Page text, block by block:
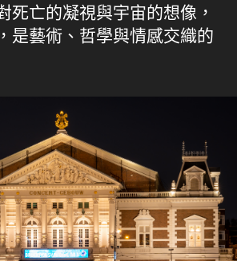
死亡的凝視與宇宙的想像，
是藝術、哲學與情感交織的